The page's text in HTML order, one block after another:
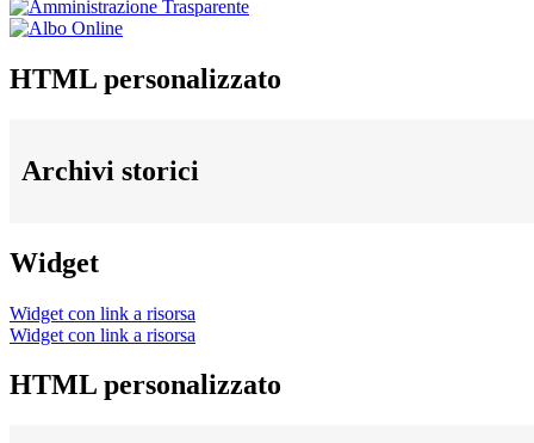
HTML personalizzato
Archivi storici
Widget
Widget con link a risorsa
Widget con link a risorsa
HTML personalizzato